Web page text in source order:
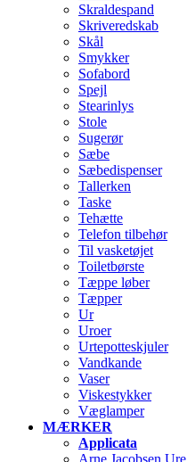
Skraldespand
Skriveredskab
Skål
Smykker
Sofabord
Spejl
Stearinlys
Stole
Sugerør
Sæbe
Sæbedispenser
Tallerken
Taske
Tehætte
Telefon tilbehør
Til vasketøjet
Toiletbørste
Tæppe løber
Tæpper
Ur
Uroer
Urtepotteskjuler
Vandkande
Vaser
Viskestykker
Væglamper
MÆRKER
Applicata
Arne Jacobsen Ure